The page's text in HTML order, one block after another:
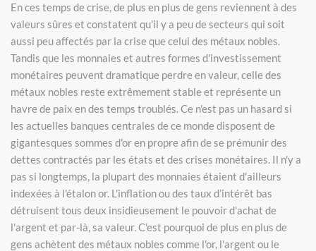
En ces temps de crise, de plus en plus de gens reviennent à des
valeurs sûres et constatent qu'il y a peu de secteurs qui soit
aussi peu affectés par la crise que celui des métaux nobles.
Tandis que les monnaies et autres formes d'investissement
monétaires peuvent dramatique perdre en valeur, celle des
métaux nobles reste extrêmement stable et représente un
havre de paix en des temps troublés. Ce n'est pas un hasard si
les actuelles banques centrales de ce monde disposent de
gigantesques sommes d'or en propre afin de se prémunir des
dettes contractés par les états et des crises monétaires. Il n'y a
pas si longtemps, la plupart des monnaies étaient d'ailleurs
indexées à l'étalon or. L'inflation ou des taux d’intérêt bas
détruisent tous deux insidieusement le pouvoir d'achat de
l'argent et par-là, sa valeur. C'est pourquoi de plus en plus de
gens achètent des métaux nobles comme l'or, l'argent ou le